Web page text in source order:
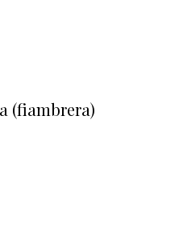
(fiambrera)